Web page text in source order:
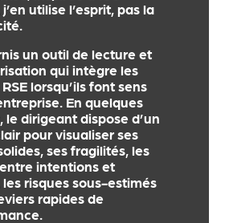
j’en utilise l’esprit, pas la
un outil de lecture et
qui intègre les
lorsqu’ils font sens
En quelques
le dirigeant dispose d’un
pour visualiser ses
ses fragilités, les
intentions et
risques sous-estimés
rapides de